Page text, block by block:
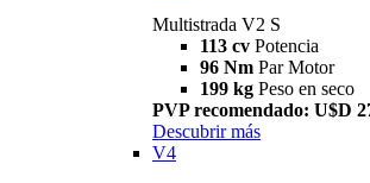
Multistrada V2 S
113 cv Potencia
96 Nm Par Motor
199 kg Peso en seco
PVP recomendado: U$D
Descubrir más
V4